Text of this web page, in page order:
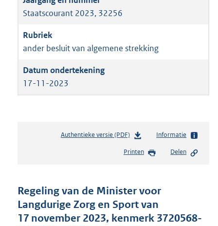
Staatscourant 2023, 32256
ander besluit van algemene strekking
17-11-2023
Authentieke versie (PDF)b
s
d
s
g
Informatie
Printen Delen
Regeling van de Minister voor
Langdurige Zorg en Sport van
17 november 2023, kenmerk 3720568-